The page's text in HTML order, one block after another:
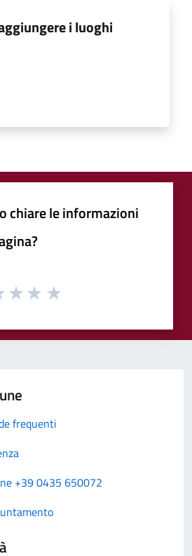
i luoghi
chiare le informazioni
frequenti
+39 0435 650072